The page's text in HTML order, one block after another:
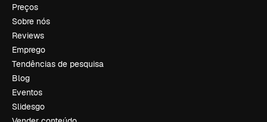
Preços
Sobre nós
Reviews
Emprego
Tendências de pesquisa
Blog
Eventos
Slidesgo